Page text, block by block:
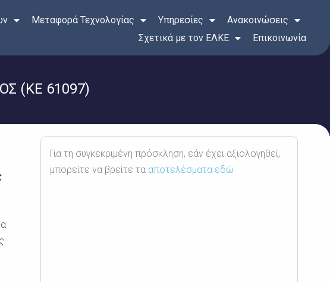
Μεταφορά Τεχνολογίας Υπηρεσίες
Ανακοινώσεις
Σχετικά με τον ΕΛΚΕ
Επικοινωνία
(KE 61097)
Για τη συγκεκριμένη πρόσκληση, εάν έχει αξιολογηθεί,
μπορείτε να βρείτε τα αποτελέσματα εδώ